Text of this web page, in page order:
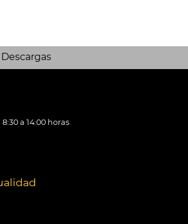
Descargas
a 14:00 horas